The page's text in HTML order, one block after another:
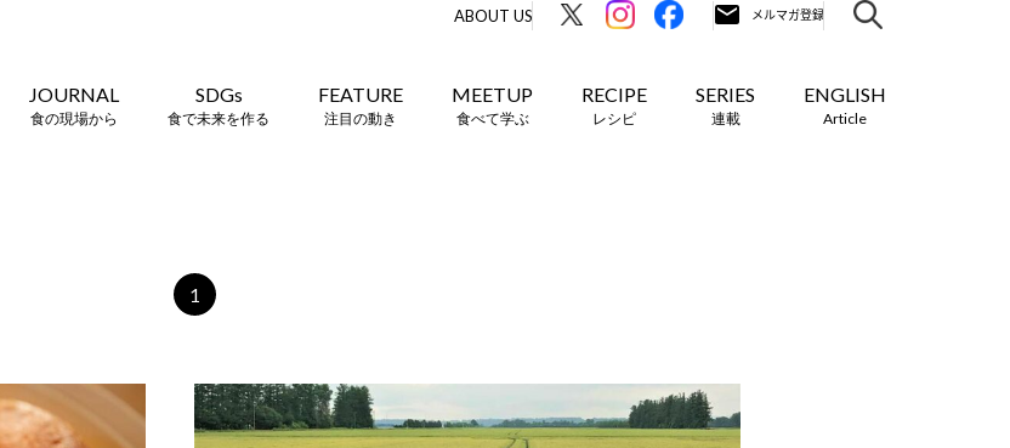
ABOUT US
JOURNAL
食の現場から
SDGs
食で未来を作る
FEATURE
注目の動き
MEETUP
食べて学ぶ
RECIPE
レシピ
SERIES
連載
ENGLISH
Article
1